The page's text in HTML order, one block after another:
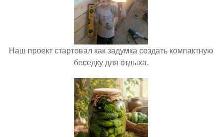
Наш проект стартовал как задумка создать компактную
беседку для отдыха.